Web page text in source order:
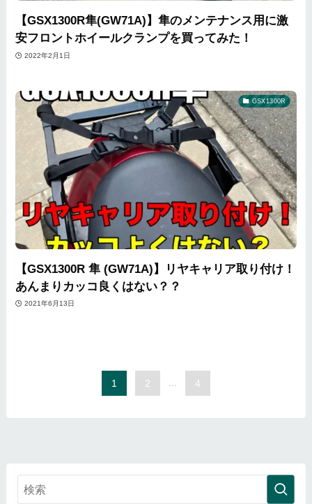
【GSX1300R隼(GW71A)】隼のメンテナンス用に激
安フロントホイールクランプを買ってみた！
2022年2月1日
GSX1300R
【GSX1300R 隼 (GW71A)】リヤキャリア取り付け！
あんまりカッコ良くはない？？
2021年6月13日
1 2 4